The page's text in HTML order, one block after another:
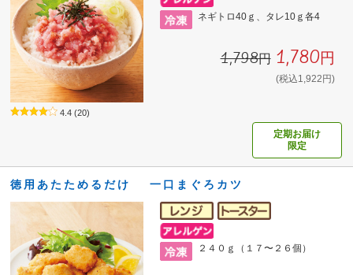
ネギトロ40ｇ、タレ10ｇ各4
1,798円 1,780円
(税込1,922円)
4.4 (20)
定期お届け
限定
徳用あたためるだけ 一口まぐろカツ
２４０ｇ（１７〜２６個）